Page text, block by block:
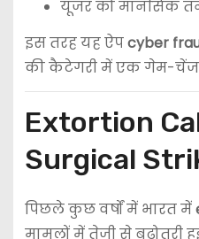
यूजर को मानसिक
इस तरह यह ऐपcyber
की कैटेगरी में एक गेम-चेंजर
Extortion
Surgical
पिछले कुछ वर्षों में भारत में
मामलों में तेजी से बढ़ोतरी